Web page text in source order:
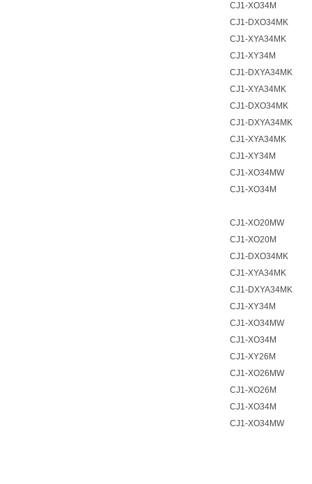
CJ1-XO34M
CJ1-DXO34MK
CJ1-XYA34MK
CJ1-XY34M
CJ1-DXYA34MK
CJ1-XYA34MK
CJ1-DXO34MK
CJ1-DXYA34MK
CJ1-XYA34MK
CJ1-XY34M
CJ1-XO34MW
CJ1-XO34M
CJ1-XO20MW
CJ1-XO20M
CJ1-DXO34MK
CJ1-XYA34MK
CJ1-DXYA34MK
CJ1-XY34M
CJ1-XO34MW
CJ1-XO34M
CJ1-XY26M
CJ1-XO26MW
CJ1-XO26M
CJ1-XO34M
CJ1-XO34MW